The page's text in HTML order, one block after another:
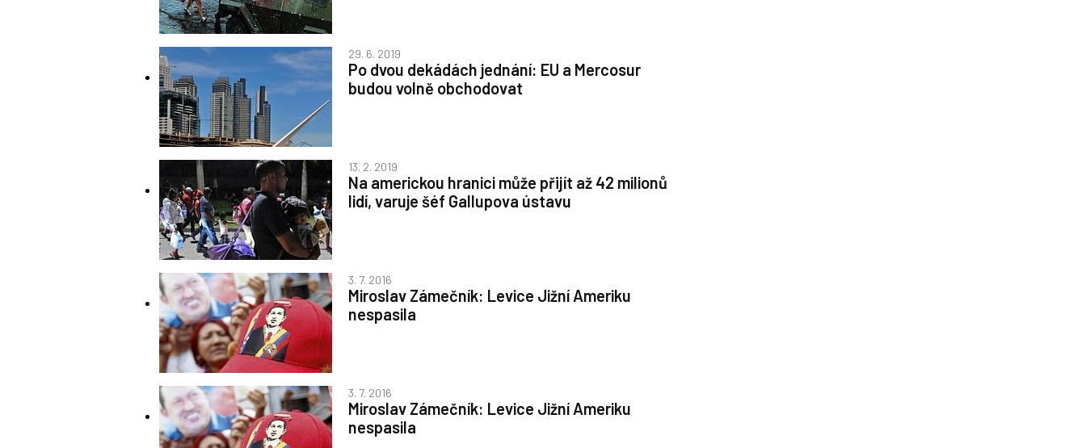
29. 6. 2019
Po dvou dekádách jednání: EU a Mercosur
budou volně obchodovat
13. 2. 2019
Na americkou hranici může přijít až 42 milionů
lidí, varuje šéf Gallupova ústavu
3. 7. 2016
Miroslav Zámečník: Levice Jižní Ameriku
nespasila
3. 7. 2016
Miroslav Zámečník: Levice Jižní Ameriku
nespasila